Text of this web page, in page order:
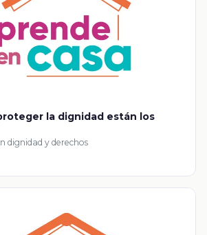
la dignidad están los
dignidad y derechos